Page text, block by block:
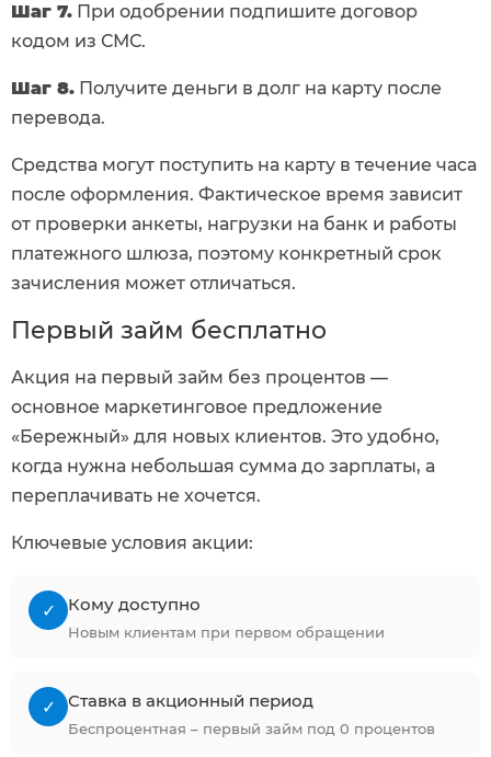
Шаг 7. При одобрении подпишите договор
кодом из СМС.
Шаг 8. Получите деньги в долг на карту после
перевода.
Средства могут поступить на карту в течение часа
после оформления. Фактическое время зависит
от проверки анкеты, нагрузки на банк и работы
платежного шлюза, поэтому конкретный срок
зачисления может отличаться.
Первый займ бесплатно
Акция на первый займ без процентов —
основное маркетинговое предложение
«Бережный» для новых клиентов. Это удобно,
когда нужна небольшая сумма до зарплаты, а
переплачивать не хочется.
Ключевые условия акции:
✓ Кому доступно
Новым клиентам при первом обращении
✓ Ставка в акционный период
Беспроцентная – первый займ под 0 процентов